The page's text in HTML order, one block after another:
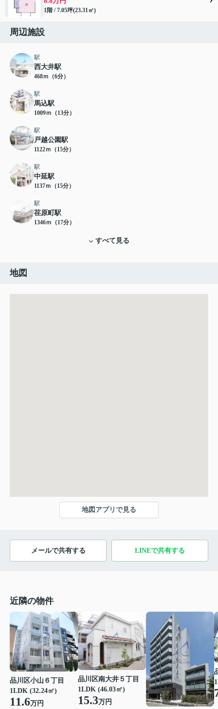
1階 / 7.05坪(23.31㎡)
周辺施設
駅
西大井駅
468ｍ（6分）
駅
馬込駅
1009ｍ（13分）
駅
戸越公園駅
1122ｍ（15分）
駅
中延駅
1137ｍ（15分）
駅
荏原町駅
1346ｍ（17分）
すべて見る
地図
地図アプリで見る
メールで共有する LINEで共有する
近隣の物件
品川区小山６丁目
1LDK (32.24㎡)
11.6万円
品川区南大井５丁目
1LDK (46.03㎡)
15.3万円